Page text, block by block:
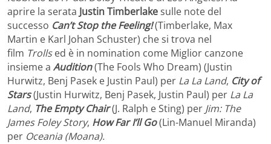
aprire la serata Justin Timberlakesulle note del
successo Can’t Stop the Feeling!(Timberlake, Max
Martin e Karl Johan Schuster) che si trova nel
film Trollsed è in nomination come Miglior canzone
insieme a Audition(The Fools Who Dream) (Justin
Hurwitz, Benj Pasek e Justin Paul) per La La Land, City of
Stars(Justin Hurwitz, Benj Pasek, Justin Paul) per La La
Land, The Empty Chair(J. Ralph e Sting) per Jim: The
James Foley Story, How Far I’ll Go(Lin-Manuel Miranda)
per Oceania (Moana).